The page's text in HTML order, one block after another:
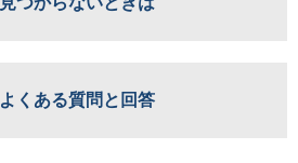
よくある質問と回答